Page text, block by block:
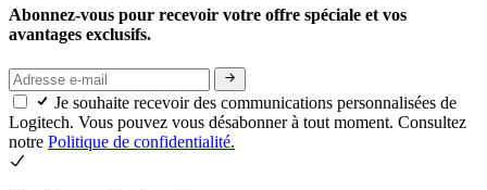
Abonnez-vous pour recevoir votre offre spéciale et vos
avantages exclusifs.
Je souhaite recevoir des communications personnalisées de
Logitech. Vous pouvez vous désabonner à tout moment. Consultez
notre Politique de confidentialité.